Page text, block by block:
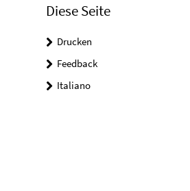
Diese Seite
Drucken
Feedback
Italiano